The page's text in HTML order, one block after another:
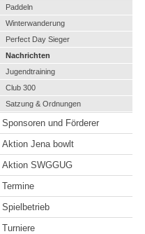
Paddeln
Winterwanderung
Perfect Day Sieger
Nachrichten
Jugendtraining
Club 300
Satzung & Ordnungen
Sponsoren und Förderer
Aktion Jena bowlt
Aktion SWGGUG
Termine
Spielbetrieb
Turniere